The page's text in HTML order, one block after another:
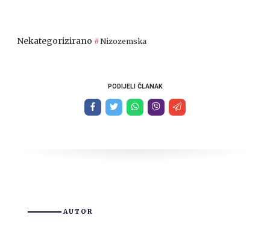
Nekategorizirano Nizozemska
PODIJELI ČLANAK
AUTOR